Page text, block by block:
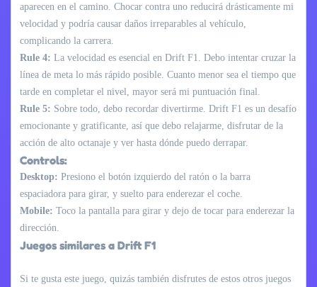
aparecen en el camino. Chocar contra uno reducirá drásticamente mi
velocidad y podría causar daños irreparables al vehículo,
complicando la carrera.
Rule 4: La velocidad es esencial en Drift F1. Debo intentar cruzar la
línea de meta lo más rápido posible. Cuanto menor sea el tiempo que
tarde en completar el nivel, mayor será mi puntuación final.
Rule 5: Sobre todo, debo recordar divertirme. Drift F1 es un desafío
emocionante y gratificante, así que debo relajarme, disfrutar de la
acción de alto octanaje y ver hasta dónde puedo derrapar.
Controls:
Desktop: Presiono el botón izquierdo del ratón o la barra
espaciadora para girar, y suelto para enderezar el coche.
Mobile: Toco la pantalla para girar y dejo de tocar para enderezar la
dirección.
Juegos similares a Drift F1
Si te gusta este juego, quizás también disfrutes de estos otros juegos